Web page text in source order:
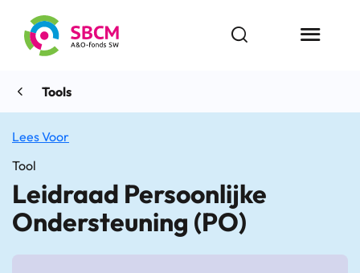
inhoud
Open zoekbalk
Menu
Tools
Lees Voor
Tool
Leidraad Persoonlijke
Ondersteuning (PO)